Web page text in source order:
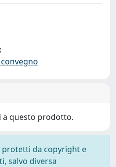
a questo prodotto.
protetti da copyright e
salvo diversa